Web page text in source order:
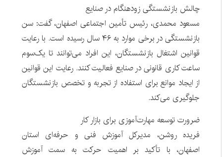
چالش بازنشستگی زودهنگام در صنایع
مسعود محمدی، رئیس تأمین اجتماعی اصفهان، گفت: سن
بازنشستگی در برخی موارد به ۴۶ سال رسیده است. با رعایت
قوانین اشتغال بازنشستگان، این افراد می‌توانند تا یک‌سوم
ساعت کاری قانونی در صنایع فعالیت کنند. رعایت این قوانین
از ایجاد موانع برای استفاده از تجربه و تخصص بازنشستگان
جلوگیری می‌کند.
ضرورت توسعه مهارت‌آموزی برای بازار کار
فریده روشن، مدیرکل آموزش فنی و حرفه‌ای استان
اصفهان، با تأکید بر اهمیت حرکت به سمت آموزش